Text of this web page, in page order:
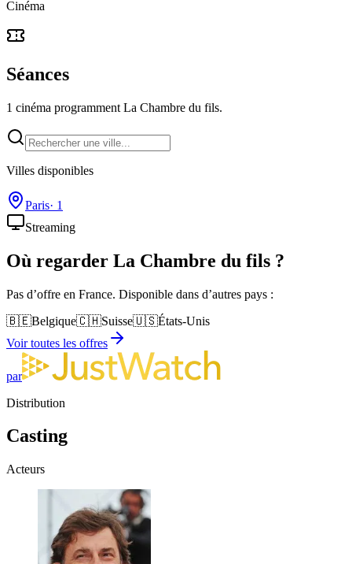
Cinéma
Séances
1 cinéma programment La Chambre du fils.
Villes disponibles
Paris· 1
Streaming
Où regarder La Chambre du fils ?
Pas d’offre en France. Disponible dans d’autres pays :
🇧🇪Belgique🇨🇭Suisse🇺🇸États-Unis
Voir toutes les offres
par
Distribution
Casting
Acteurs